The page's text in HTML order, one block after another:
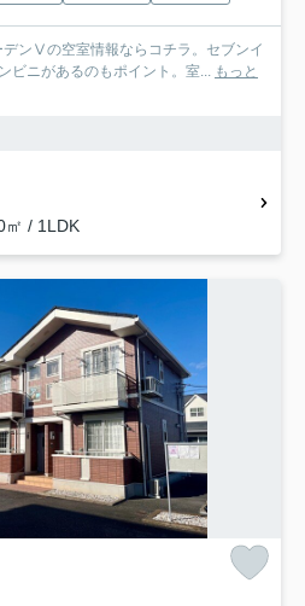
ンⅤの空室情報ならコチラ。セブンイ
ビニがあるのもポイント。室... もっと
㎡ / 1LDK